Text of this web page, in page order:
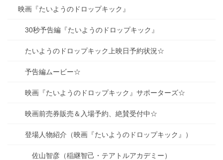
映画『たいようのドロップキック』
30秒予告編『たいようのドロップキック』
たいようのドロップキック上映日予約状況☆
予告編ムービー☆
映画『たいようのドロップキック』サポーターズ☆
映画前売券販売＆入場予約、絶賛受付中☆
登場人物紹介（映画『たいようのドロップキック』）
佐山智彦（稲継智己・テアトルアカデミー）